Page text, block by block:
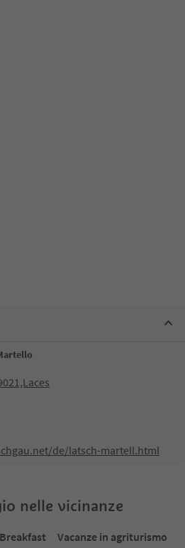
de/latsch-martell.html
nelle vicinanze
Vacanze in agriturismo